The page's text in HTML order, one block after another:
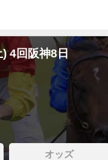
4回阪神8日
オッズ